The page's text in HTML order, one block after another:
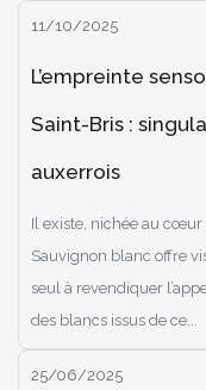
11/10/2025
L’empreinte
Saint-Bris :
auxerrois
Il existe, nichée au cœur
Sauvignon blanc offre
seul à revendiquer
des blancs issus de ce...
25/06/2025